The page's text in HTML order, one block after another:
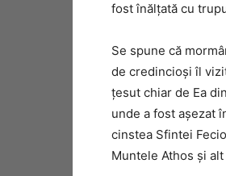
fost înălţată cu
Se spune că
de credincioşi îl
ţesut chiar de Ea
unde a fost aşezat
cinstea Sfintei
Muntele Athos şi